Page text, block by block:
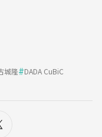
城隆
DADA CuBiC